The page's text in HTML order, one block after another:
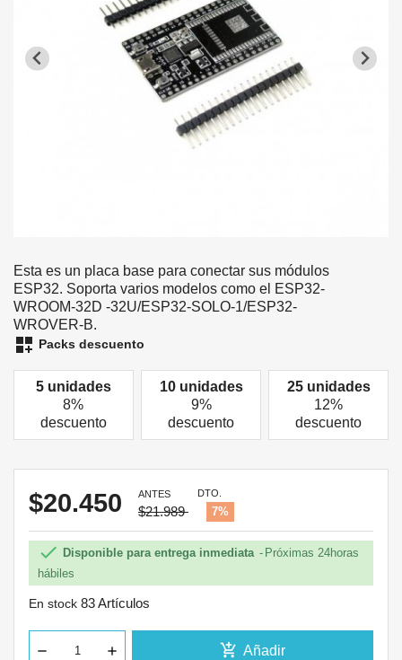
Esta es un placa base para conectar sus módulos
ESP32. Soporta varios modelos como el ESP32-
WROOM-32D -32U/ESP32-SOLO-1/ESP32-
WROVER-B.
dashboard_customize Packs descuento
5 unidades
8%
descuento
10 unidades
9%
descuento
25 unidades
12%
descuento
$20.450 ANTES
$21.989
DTO.
7%
 Disponible para entrega inmediata
Próximas 24horas
hábiles
En stock 83 Artículos
add_shopping_cart Añadir